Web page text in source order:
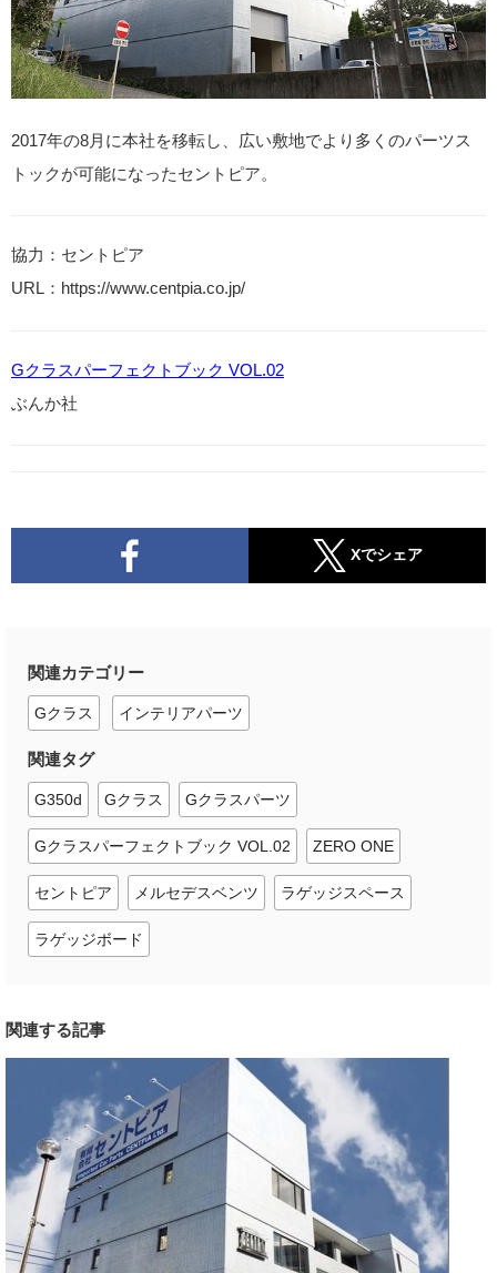
2017年の8月に本社を移転し、広い敷地でより多くのパーツス
トックが可能になったセントピア。
協力：セントピア
URL：https://www.centpia.co.jp/
Gクラスパーフェクトブック VOL.02
ぶんか社
Xでシェア
関連カテゴリー
Gクラス インテリアパーツ
関連タグ
G350d Gクラス Gクラスパーツ
Gクラスパーフェクトブック VOL.02 ZERO ONE
セントピア メルセデスベンツ ラゲッジスペース
ラゲッジボード
関連する記事